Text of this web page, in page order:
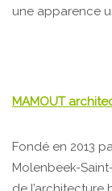
une apparence
MAMOUT
Fondé en 2013
Molenbeek-